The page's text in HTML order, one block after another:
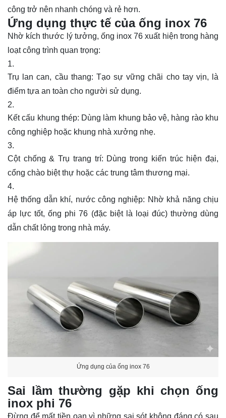
công trở nên nhanh chóng và rẻ hơn.
Ứng dụng thực tế của ống inox 76
Nhờ kích thước lý tưởng, ống inox 76 xuất hiện trong hàng
loạt công trình quan trọng:
Trụ lan can, cầu thang: Tạo sự vững chãi cho tay vịn, là
điểm tựa an toàn cho người sử dụng.
Kết cấu khung thép: Dùng làm khung bảo vệ, hàng rào khu
công nghiệp hoặc khung nhà xưởng nhẹ.
Cột chống & Trụ trang trí: Dùng trong kiến trúc hiện đại,
cổng chào biệt thự hoặc các trung tâm thương mại.
Hệ thống dẫn khí, nước công nghiệp: Nhờ khả năng chịu
áp lực tốt, ống phi 76 (đặc biệt là loại đúc) thường dùng
dẫn chất lỏng trong nhà máy.
Ứng dụng của ống inox 76
Sai lầm thường gặp khi chọn ống
inox phi 76
Đừng để mất tiền oan vì những sai sót không đáng có sau